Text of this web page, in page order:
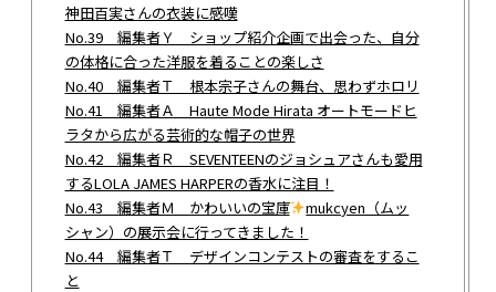
神田百実さんの衣装に感嘆
No.39 編集者Ｙ ショップ紹介企画で出会った、自分
の体格に合った洋服を着ることの楽しさ
No.40 編集者Ｔ 根本宗子さんの舞台、思わずホロリ
No.41 編集者Ａ Haute Mode Hirata オートモードヒ
ラタから広がる芸術的な帽子の世界
No.42 編集者Ｒ SEVENTEENのジョシュアさんも愛用
するLOLA JAMES HARPERの香水に注目！
No.43 編集者Ｍ かわいいの宝庫
mukcyen（ムッ
シャン）の展示会に行ってきました！
No.44 編集者Ｔ デザインコンテストの審査をするこ
と